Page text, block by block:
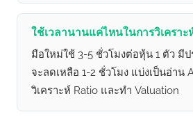
ใช้เวลานานแค่ไหนในการวิเคราะ
มือใหม่ใช้ 3-5 ชั่วโมงต่อหุ้น 1 ตัว มี
จะลดเหลือ 1-2 ชั่วโมง แบ่งเป็นอ่าน
วิเคราะห์ Ratio และทำ Valuation